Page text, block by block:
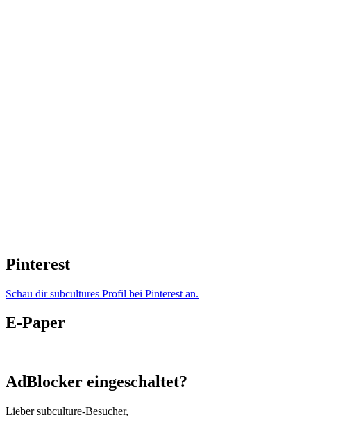
Pinterest
Schau dir subcultures Profil bei Pinterest an.
E-Paper
AdBlocker eingeschaltet?
Lieber subculture-Besucher,